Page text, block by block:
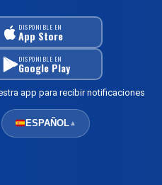
DISPONIBLE EN
App Store
DISPONIBLE EN
Google Play
app para recibir notificaciones
ESPAÑOL▲